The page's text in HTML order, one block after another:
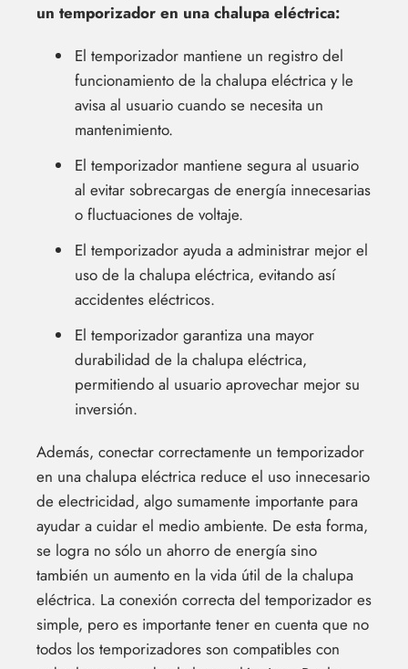
un temporizador en una chalupa eléctrica:
El temporizador mantiene un registro del
funcionamiento de la chalupa eléctrica y le
avisa al usuario cuando se necesita un
mantenimiento.
El temporizador mantiene segura al usuario
al evitar sobrecargas de energía innecesarias
o fluctuaciones de voltaje.
El temporizador ayuda a administrar mejor el
uso de la chalupa eléctrica, evitando así
accidentes eléctricos.
El temporizador garantiza una mayor
durabilidad de la chalupa eléctrica,
permitiendo al usuario aprovechar mejor su
inversión.
Además, conectar correctamente un temporizador
en una chalupa eléctrica reduce el uso innecesario
de electricidad, algo sumamente importante para
ayudar a cuidar el medio ambiente. De esta forma,
se logra no sólo un ahorro de energía sino
también un aumento en la vida útil de la chalupa
eléctrica. La conexión correcta del temporizador es
simple, pero es importante tener en cuenta que no
todos los temporizadores son compatibles con